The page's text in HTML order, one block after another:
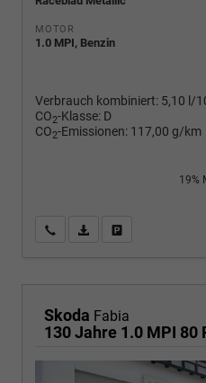
MOTOR
1.0 MPI, Benzin
Verbrauch kombiniert: 5,10 l/
CO2-Klasse: D
CO2-Emissionen: 117,00 g/km
19%
Wir rufen Sie anPDF-Fahrzeugexposé
Skoda Fabia